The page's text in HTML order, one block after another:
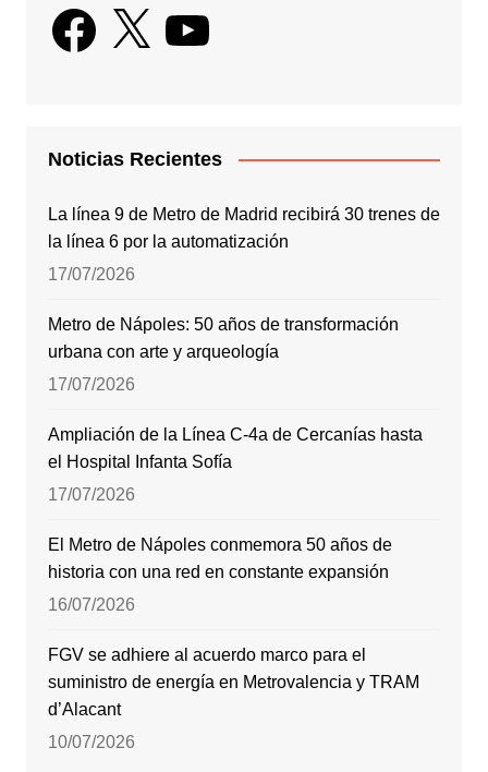
Facebook
X YouTube
Noticias Recientes
La línea 9 de Metro de Madrid recibirá 30 trenes de
la línea 6 por la automatización
17/07/2026
Metro de Nápoles: 50 años de transformación
urbana con arte y arqueología
17/07/2026
Ampliación de la Línea C-4a de Cercanías hasta
el Hospital Infanta Sofía
17/07/2026
El Metro de Nápoles conmemora 50 años de
historia con una red en constante expansión
16/07/2026
FGV se adhiere al acuerdo marco para el
suministro de energía en Metrovalencia y TRAM
d’Alacant
10/07/2026